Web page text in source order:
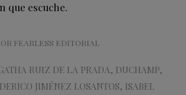
que escuche.
FEARLESS EDITORIAL
RUIZ DE LA PRADA, DUCHAMP,
JIMÉNEZ LOSANTOS, ISABEL